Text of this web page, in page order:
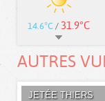
14.6°C / 31.9°C
AUTRES
JETÉE THIERS